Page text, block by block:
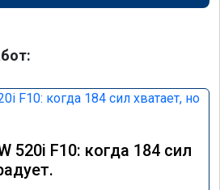
520i F10: когда 184 сил